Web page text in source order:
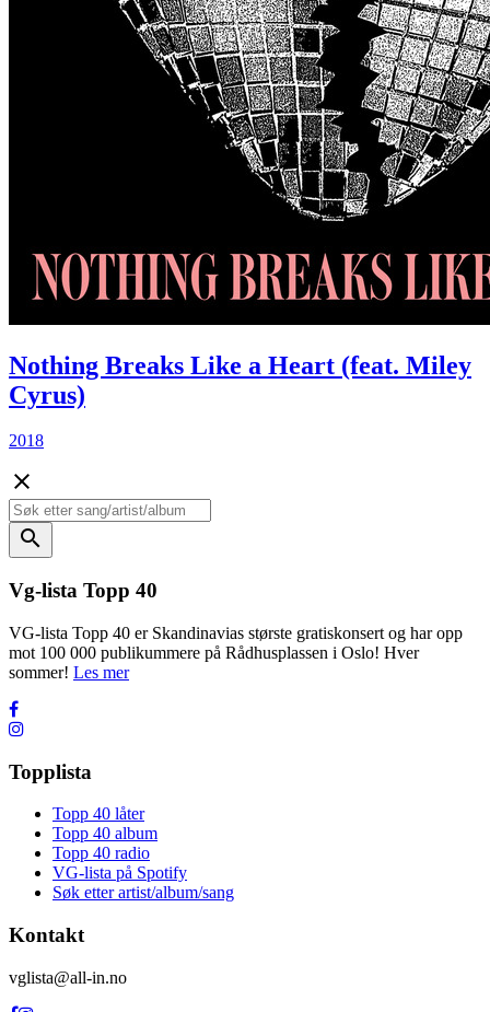
Nothing Breaks Like a Heart (feat. Miley
Cyrus)
2018
close
search
Vg-lista Topp 40
VG-lista Topp 40 er Skandinavias største gratiskonsert og har opp
mot 100 000 publikummere på Rådhusplassen i Oslo! Hver
sommer! Les mer
Topplista
Topp 40 låter
Topp 40 album
Topp 40 radio
VG-lista på Spotify
Søk etter artist/album/sang
Kontakt
vglista@all-in.no